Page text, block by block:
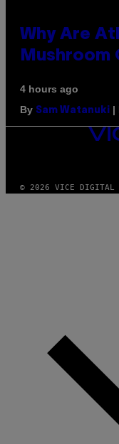
Why Are
Mushroom
4 hours ago
By Sam Watanuki |
VICE
MEDIA
© 2026 VICE DIGITAL